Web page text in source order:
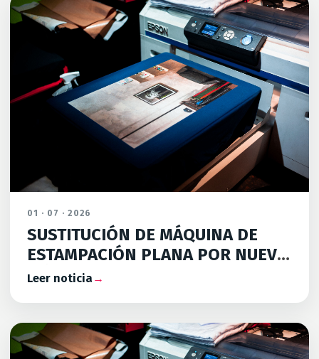
01 · 07 · 2026
SUSTITUCIÓN DE MÁQUINA DE
ESTAMPACIÓN PLANA POR NUEVA
MÁQUINA DE ESTAMPACIÓN
Leer noticia →